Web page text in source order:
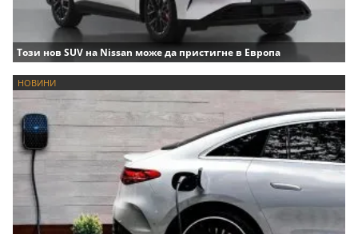
Този нов SUV на Nissan може да пристигне в Европа
НОВИНИ